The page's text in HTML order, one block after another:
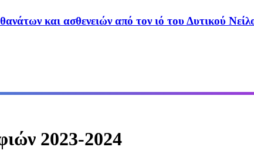
και ασθενειών από τον ιό του Δυτικού
2023-2024